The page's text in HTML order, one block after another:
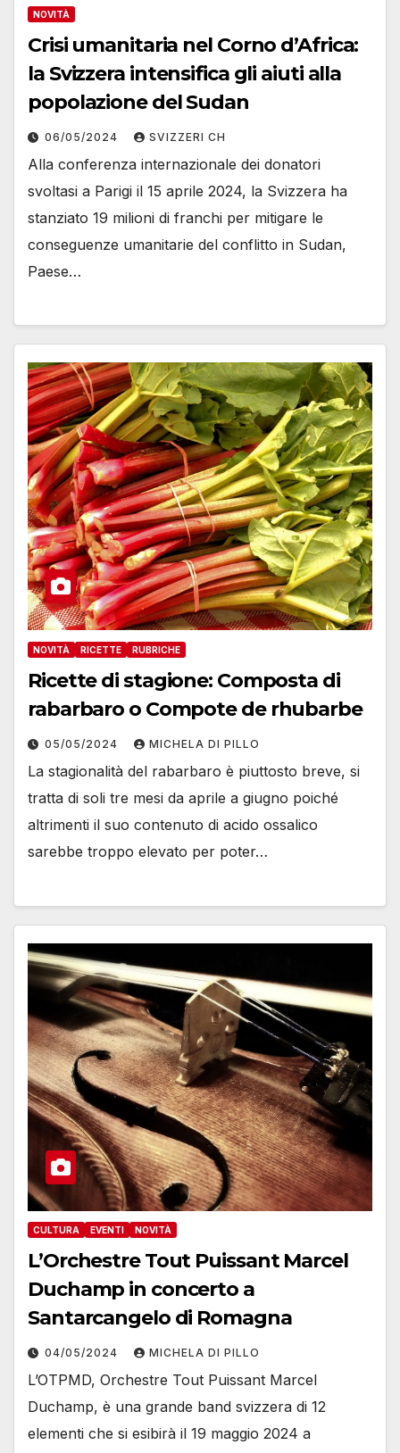
NOVITÀ
Crisi umanitaria nel Corno d’Africa:
la Svizzera intensifica gli aiuti alla
popolazione del Sudan
06/05/2024 SVIZZERI CH
Alla conferenza internazionale dei donatori
svoltasi a Parigi il 15 aprile 2024, la Svizzera ha
stanziato 19 milioni di franchi per mitigare le
conseguenze umanitarie del conflitto in Sudan,
Paese…
NOVITÀ RICETTE RUBRICHE
Ricette di stagione: Composta di
rabarbaro o Compote de rhubarbe
05/05/2024 MICHELA DI PILLO
La stagionalità del rabarbaro è piuttosto breve, si
tratta di soli tre mesi da aprile a giugno poiché
altrimenti il suo contenuto di acido ossalico
sarebbe troppo elevato per poter…
CULTURA EVENTI NOVITÀ
L’Orchestre Tout Puissant Marcel
Duchamp in concerto a
Santarcangelo di Romagna
04/05/2024 MICHELA DI PILLO
L’OTPMD, Orchestre Tout Puissant Marcel
Duchamp, è una grande band svizzera di 12
elementi che si esibirà il 19 maggio 2024 a